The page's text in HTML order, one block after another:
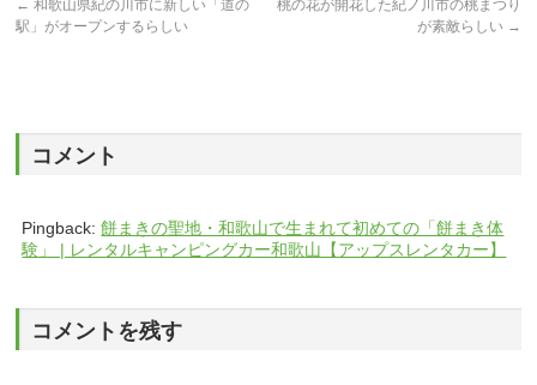
← 和歌山県紀の川市に新しい「道の
駅」がオープンするらしい
桃の花が開花した紀ノ川市の桃まつり
が素敵らしい →
コメント
Pingback:餅まきの聖地・和歌山で生まれて初めての「餅まき体
験」 | レンタルキャンピングカー和歌山【アップスレンタカー】
コメントを残す